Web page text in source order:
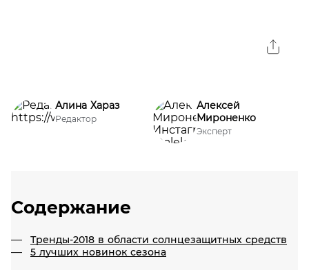
Алина Хараз
Редактор
Алексей
Мироненко
Эксперт
Содержание
Тренды-2018 в области солнцезащитных средств
5 лучших новинок сезона